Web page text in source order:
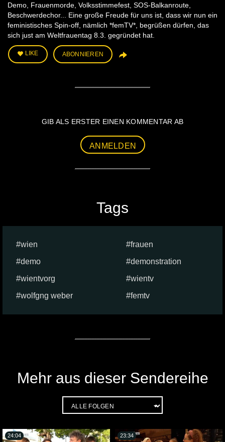
Demo, Frauenmorde, Volksstimmefest, SOS-Balkanroute,
Beschwerdechor... Eine große Freude für uns ist, dass wir nun ein
feministisches Spin-off, nämlich *femTV*, begrüßen dürfen, das
sich just am Weltfrauentag 8.3. gegründet hat.
LIKE ABONNIEREN
GIB ALS ERSTER EINEN KOMMENTAR AB
ANMELDEN
Tags
wien
frauen
demo
demonstration
wientvorg
wientv
wolfgng weber
femtv
Mehr aus dieser Sendereihe
24:04 23:34